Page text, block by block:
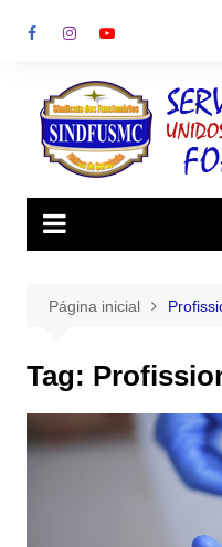
para
conteúdo
Página inicial
Tag: